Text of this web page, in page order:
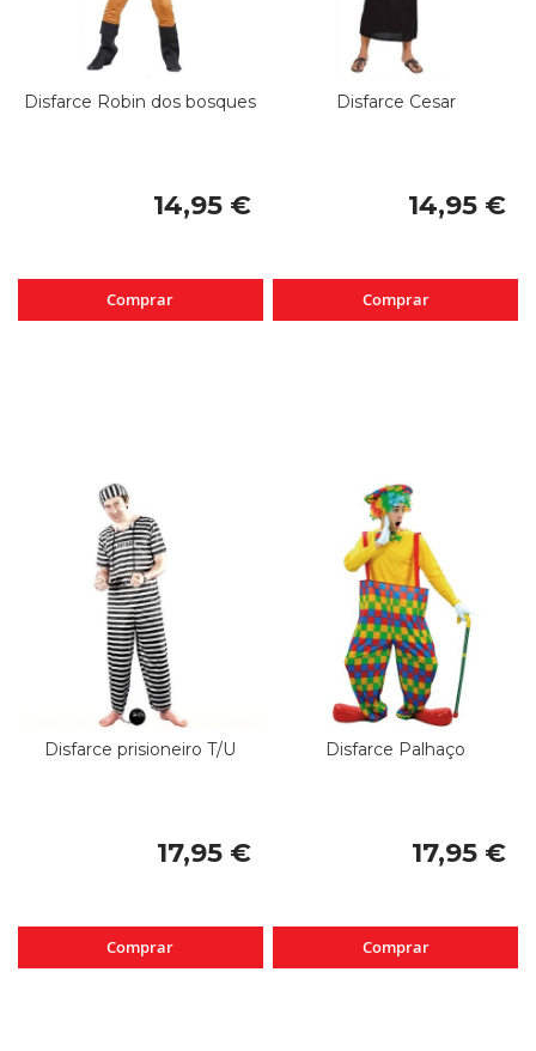
Disfarce Robin dos bosques
14,95 €
Comprar
Disfarce Cesar
14,95 €
Comprar
Disfarce prisioneiro T/U
17,95 €
Comprar
Disfarce Palhaço
17,95 €
Comprar